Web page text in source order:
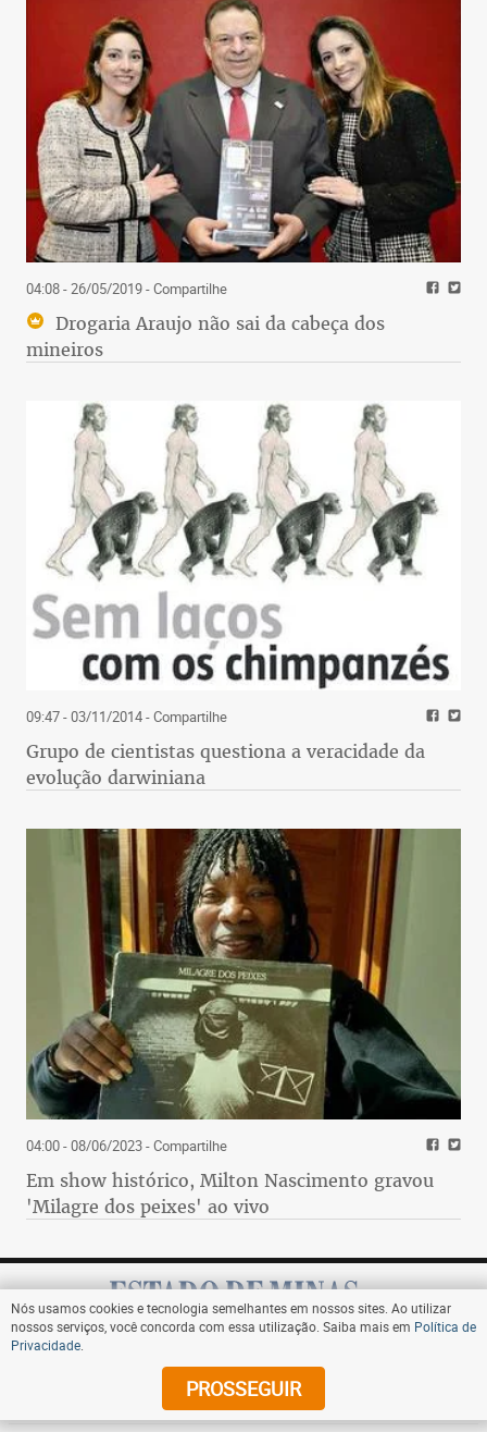
Nós usamos cookies e tecnologia semelhantes em nossos sites. Ao utilizar
nossos serviços, você concorda com essa utilização. Saiba mais em Política de
Privacidade
PROSSEGUIR
04:08 - 26/05/2019- Compartilhe
Drogaria Araujo não sai da cabeça dos
mineiros
09:47 - 03/11/2014- Compartilhe
Grupo de cientistas questiona a veracidade da
evolução darwiniana
04:00 - 08/06/2023- Compartilhe
Em show histórico, Milton Nascimento gravou
'Milagre dos peixes' ao vivo
Assine